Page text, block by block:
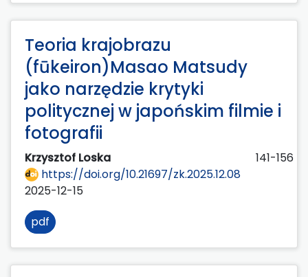
Teoria krajobrazu
(fūkeiron)Masao Matsudy
jako narzędzie krytyki
politycznej w japońskim filmie i
fotografii
Krzysztof Loska
141-156
https://doi.org/10.21697/zk.2025.12.08
2025-12-15
pdf